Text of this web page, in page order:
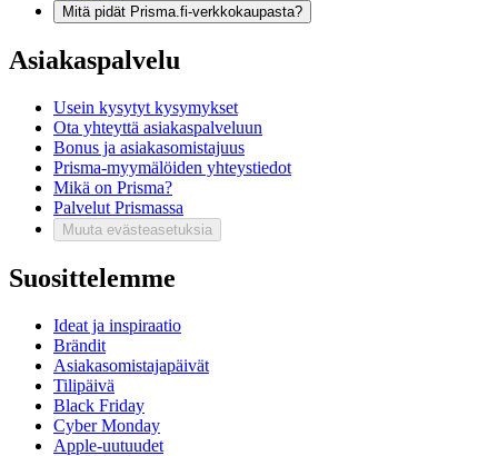
Mitä pidät Prisma.fi-verkkokaupasta?
Asiakaspalvelu
Usein kysytyt kysymykset
Ota yhteyttä asiakaspalveluun
Bonus ja asiakasomistajuus
Prisma-myymälöiden yhteystiedot
Mikä on Prisma?
Palvelut Prismassa
Muuta evästeasetuksia
Suosittelemme
Ideat ja inspiraatio
Brändit
Asiakasomistajapäivät
Tilipäivä
Black Friday
Cyber Monday
Apple-uutuudet